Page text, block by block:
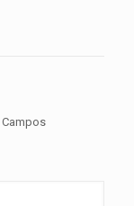
Campos